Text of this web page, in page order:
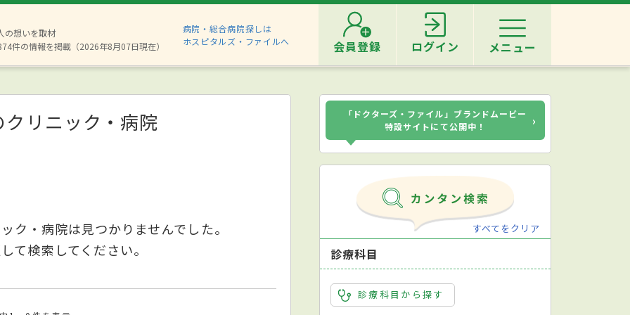
の想いを取材
件の情報を掲載（2026年8月07日現在）
病院・総合病院探しは
ホスピタルズ・ファイルへ
会員登録 ログイン メニュー
クリニック・病院
ク・病院は見つかりませんでした。
て検索してください。
「ドクターズ・ファイル」ブランドムービー
特設サイトにて公開中！
›
すべてをクリア
診療科目
診療科目から探す